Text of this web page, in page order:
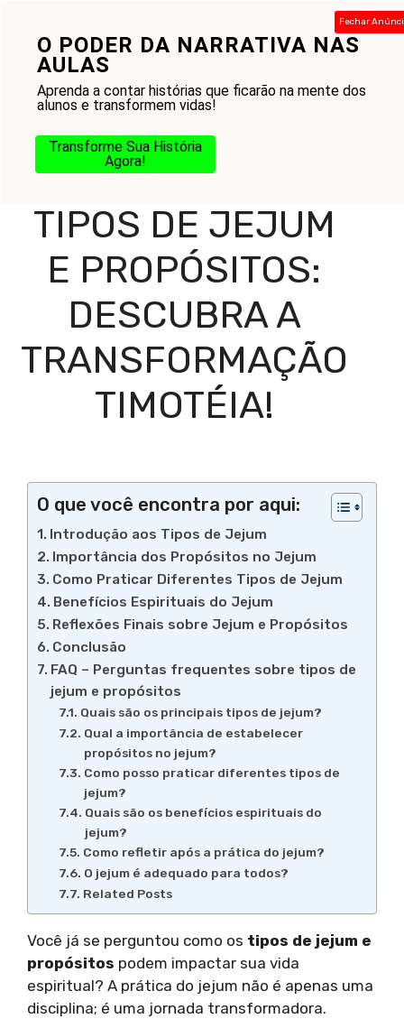
O PODER DA NARRATIVA NAS
AULAS
Aprenda a contar histórias que ficarão na mente dos
alunos e transformem vidas!
Transforme Sua História
Agora!
Fechar
conteúdo
Home-Blog-Práticas Cristãs-Jejum e Caminhada
Espiritual-Tipos de Jejum e Propósitos: Descubra a
Transformação Timotéia!
TIPOS DE JEJUM
E PROPÓSITOS:
DESCUBRA A
TRANSFORMAÇÃO
TIMOTÉIA!
O que você encontra por aqui:
Introdução aos Tipos de Jejum
Importância dos Propósitos no Jejum
Como Praticar Diferentes Tipos de Jejum
Benefícios Espirituais do Jejum
Reflexões Finais sobre Jejum e Propósitos
Conclusão
FAQ – Perguntas frequentes sobre tipos de
jejum e propósitos
Quais são os principais tipos de jejum?
Qual a importância de estabelecer
propósitos no jejum?
Como posso praticar diferentes tipos de
jejum?
Quais são os benefícios espirituais do
jejum?
Como refletir após a prática do jejum?
O jejum é adequado para todos?
Related Posts
Você já se perguntou como os tipos de jejum e
propósitos podem impactar sua vida
espiritual? A prática do jejum não é apenas uma
disciplina; é uma jornada transformadora.